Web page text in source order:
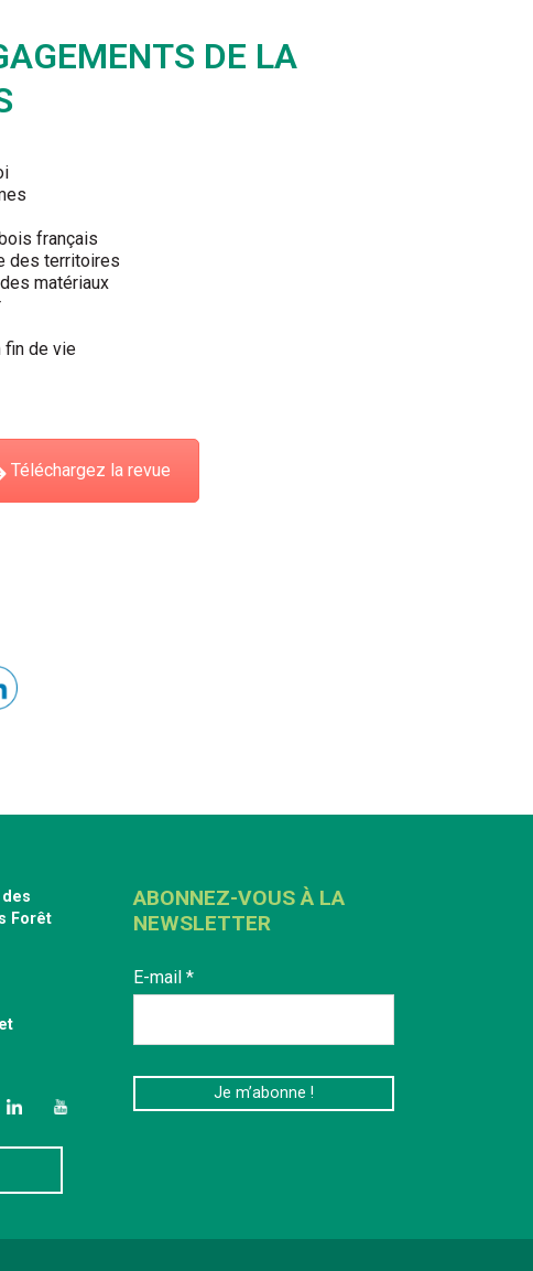
DE LA
français
des territoires
matériaux
fin de vie
Téléchargez la revue
Forêt
LinkedInYouTube
ABONNEZ-VOUS À LA
NEWSLETTER
E-mail *